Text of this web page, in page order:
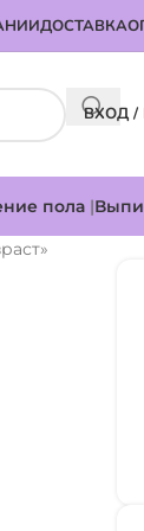
ДОСТАВКА
ВХОД /
пола |